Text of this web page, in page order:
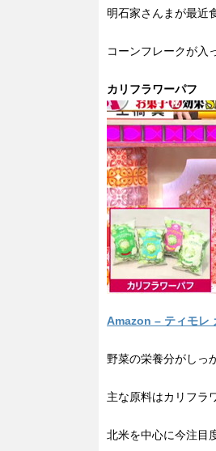
明石家さんまが最近
コーンフレークが入
カリフラワーパフ
Amazon – ティモレ
野菜の栄養分がしっ
主な原料はカリフラ
北米を中心に今注目